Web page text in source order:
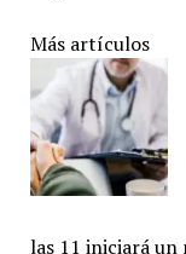
Más artículos
las 11 iniciará